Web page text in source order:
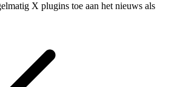
X plugins toe aan het nieuws als